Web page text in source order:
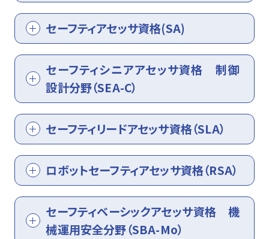
セーフティアセッサ資格(SA)
セーフティシニアアセッサ資格 制御
設計分野（SEA-C）
セーフティリードアセッサ資格（SLA）
ロボットセーフティアセッサ資格（RSA）
セーフティベーシックアセッサ資格 機
械運用安全分野（SBA-Mo）